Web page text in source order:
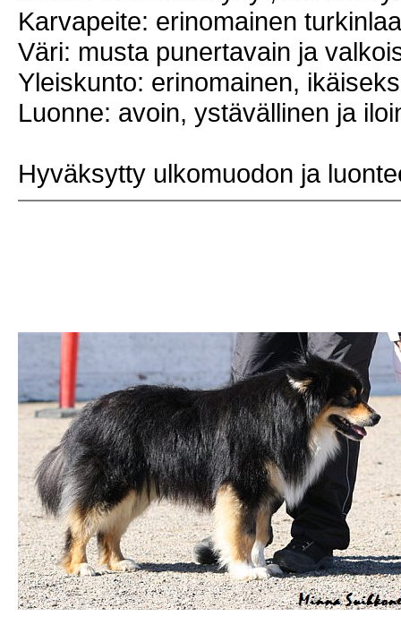
Karvapeite: erinomainen
Väri: musta punertavain ja
Yleiskunto: erinomainen,
Luonne: avoin, ystävällinen ja
Hyväksytty ulkomuodon ja